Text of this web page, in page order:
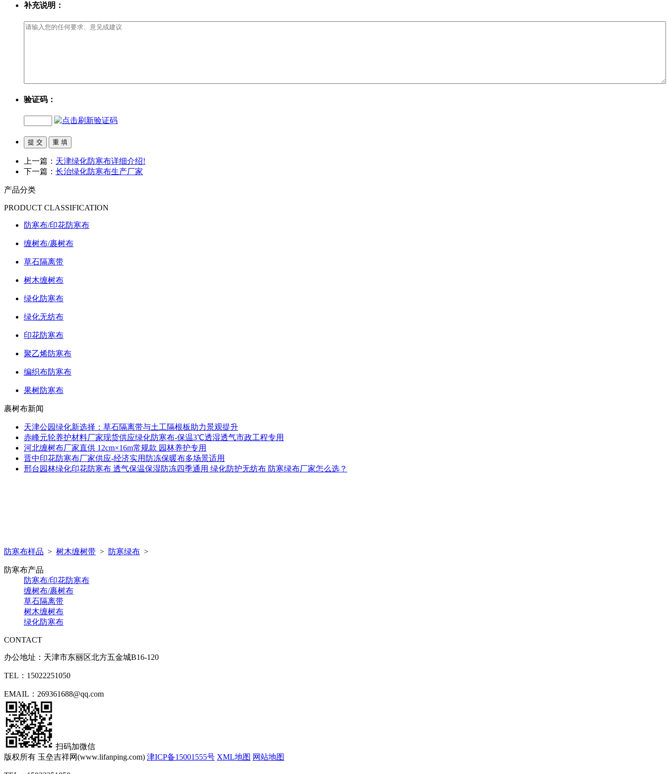
补充说明：
验证码：
上一篇： 天津绿化防寒布详细介绍!
下一篇： 长治绿化防寒布生产厂家
产品分类
PRODUCT CLASSIFICATION
防寒布/印花防寒布
缠树布/裹树布
草石隔离带
树木缠树布
绿化防寒布
绿化无纺布
印花防寒布
聚乙烯防寒布
编织布防寒布
果树防寒布
裹树布新闻
天津公园绿化新选择：草石隔离带与土工隔根板助力景观提升
赤峰元轮养护材料厂家现货供应绿化防寒布-保温3℃透湿透气市政工程专用
河北缠树布厂家直供 12cm×16m常规款 园林养护专用
晋中印花防寒布厂家供应-经济实用防冻保暖布多场景适用
邢台园林绿化印花防寒布 透气保温保湿防冻四季通用 绿化防护无纺布 防寒绿布厂家怎么选？
防寒布样品 > 树木缠树带 > 防寒绿布 >
防寒布产品
防寒布/印花防寒布
缠树布/裹树布
草石隔离带
树木缠树布
绿化防寒布
CONTACT
办公地址：天津市东丽区北方五金城B16-120
TEL：15022251050
EMAIL：269361688@qq.com
扫码加微信
版权所有 玉垒吉祥网(www.lifanping.com) 津ICP备15001555号 XML地图 网站地图